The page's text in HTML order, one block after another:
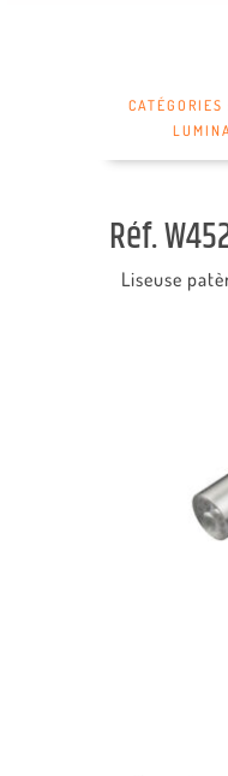
Réf.
Liseuse